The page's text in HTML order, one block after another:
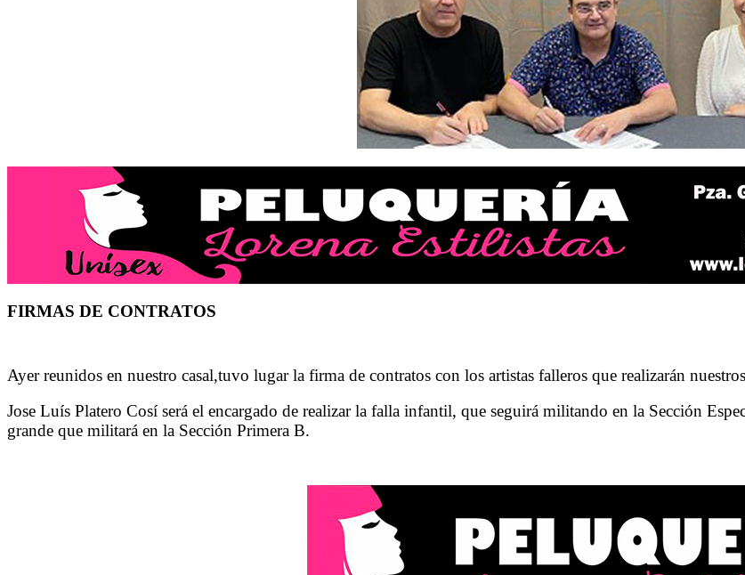
FIRMAS DE CONTRATOS
Ayer reunidos en nuestro casal,tuvo lugar la firma de contratos con los artistas falleros que realizarán
Jose Luís Platero Cosí será el encargado de realizar la falla infantil, que seguirá militando en la Sección
grande que militará en la Sección Primera B.